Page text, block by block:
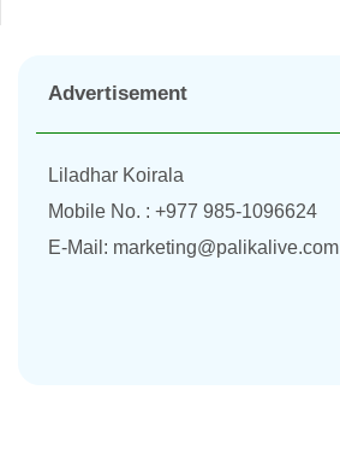
Advertisement
Liladhar Koirala
Mobile No. : +977 985-1096624
E-Mail: marketing@palikalive.com